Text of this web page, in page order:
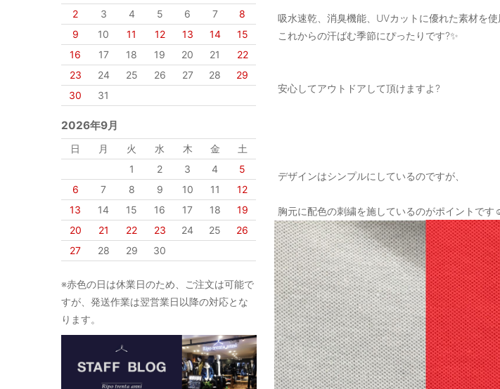
2
3 4 5 6 7
8
9
10 11 12 13 14
15
16
17 18 19 20 21
22
23
24 25 26 27 28
29
30
31
2026年9月
日 月 火 水 木 金
土
1
2 3 4
5
6
7 8 9 10 11
12
13
14 15 16 17 18
19
20
21 22 23 24 25
26
27
28 29 30
※赤色の日は休業日のため、ご注文は可能で
すが、発送作業は翌営業日以降の対応とな
ります。
吸水速乾、消臭機能、UVカットに優れた素材を使
これからの汗ばむ季節にぴったりです?✨
安心してアウトドアして頂けますよ?
デザインはシンプルにしているのですが、
胸元に配色の刺繍を施しているのがポイントです